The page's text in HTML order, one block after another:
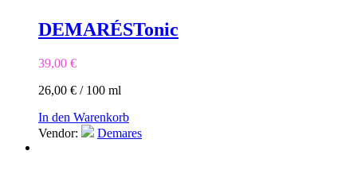
DEMARÉSTonic
39,00 €
26,00 € / 100 ml
In den Warenkorb
Vendor:
Demares